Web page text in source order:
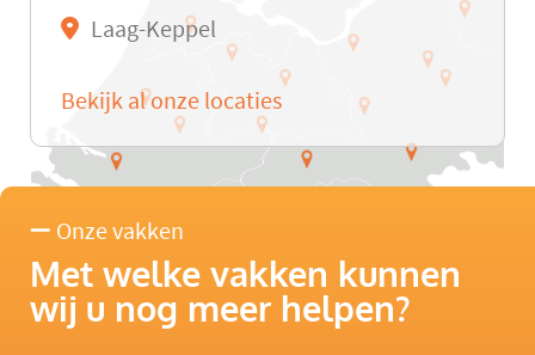
Laag-Keppel
Bekijk al onze locaties
Onze vakken
Met welke vakken kunnen
wij u nog meer helpen?